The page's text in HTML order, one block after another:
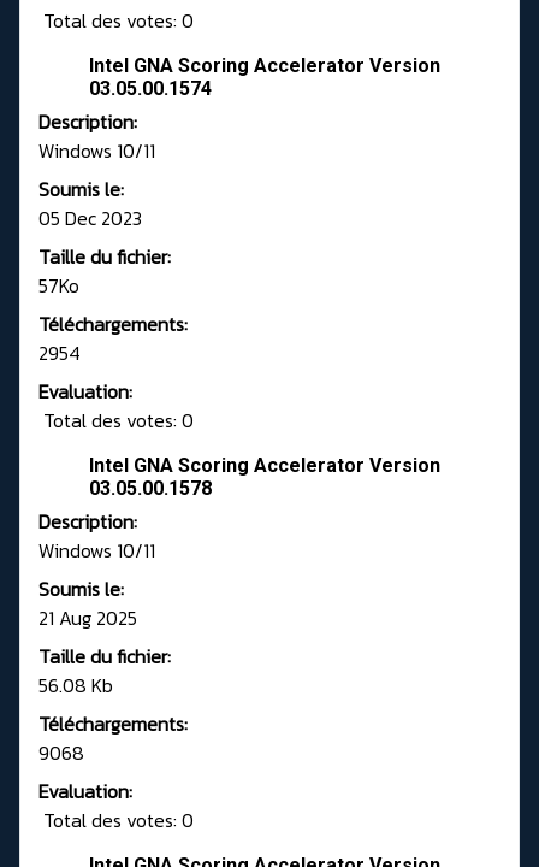
Total des votes: 0
Intel GNA Scoring Accelerator Version
03.05.00.1574
Description:
Windows 10/11
Soumis le:
05 Dec 2023
Taille du fichier:
57Ko
Téléchargements:
2954
Evaluation:
Total des votes: 0
Intel GNA Scoring Accelerator Version
03.05.00.1578
Description:
Windows 10/11
Soumis le:
21 Aug 2025
Taille du fichier:
56.08 Kb
Téléchargements:
9068
Evaluation:
Total des votes: 0